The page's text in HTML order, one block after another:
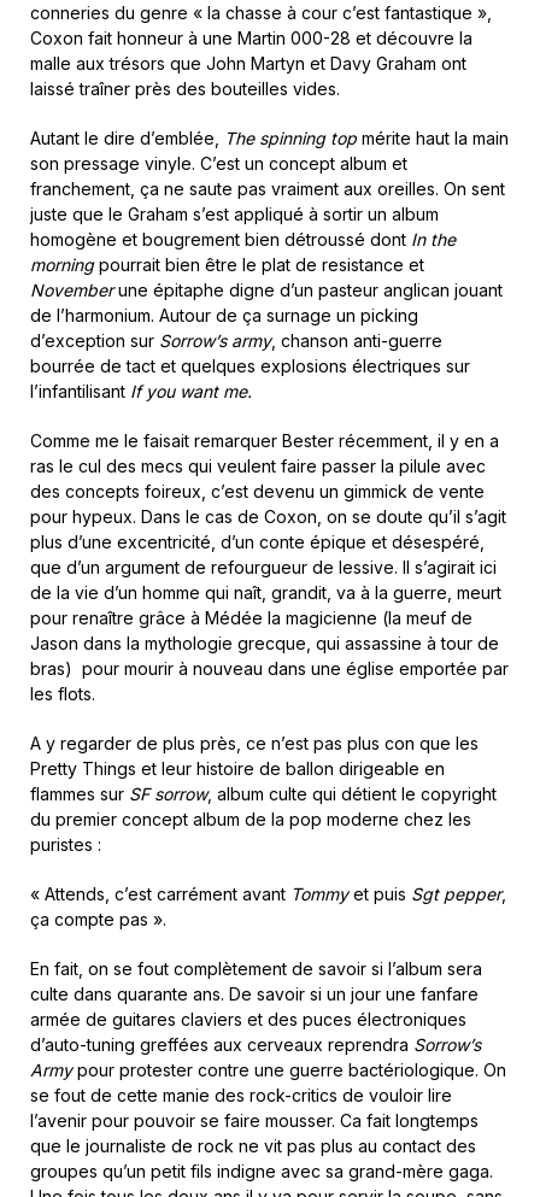
conneries du genre « la chasse à cour c’est fantastique »,
Coxon fait honneur à une Martin 000-28 et découvre la
malle aux trésors que John Martyn et Davy Graham ont
laissé traîner près des bouteilles vides.
Autant le dire d’emblée, The spinning top mérite haut la main
son pressage vinyle. C’est un concept album et
franchement, ça ne saute pas vraiment aux oreilles. On sent
juste que le Graham s’est appliqué à sortir un album
homogène et bougrement bien détroussé dont In the
morningpourrait bien être le plat de resistance et
Novemberune épitaphe digne d’un pasteur anglican jouant
de l’harmonium. Autour de ça surnage un picking
d’exception sur Sorrow’s army, chanson anti-guerre
bourrée de tact et quelques explosions électriques sur
l’infantilisant If you want me.
Comme me le faisait remarquer Bester récemment, il y en a
ras le cul des mecs qui veulent faire passer la pilule avec
des concepts foireux, c’est devenu un gimmick de vente
pour hypeux. Dans le cas de Coxon, on se doute qu’il s’agit
plus d’une excentricité, d’un conte épique et désespéré,
que d’un argument de refourgueur de lessive. Il s’agirait ici
de la vie d’un homme qui naît, grandit, va à la guerre, meurt
pour renaître grâce à Médée la magicienne (la meuf de
Jason dans la mythologie grecque, qui assassine à tour de
bras) pour mourir à nouveau dans une église emportée par
les flots.
A y regarder de plus près, ce n’est pas plus con que les
Pretty Things et leur histoire de ballon dirigeable en
flammes sur SF sorrow, album culte qui détient le copyright
du premier concept album de la pop moderne chez les
puristes :
« Attends, c’est carrément avant Tommyet puis Sgt pepper,
ça compte pas ».
En fait, on se fout complètement de savoir si l’album sera
culte dans quarante ans. De savoir si un jour une fanfare
armée de guitares claviers et des puces électroniques
d’auto-tuning greffées aux cerveaux reprendra Sorrow’s
Armypour protester contre une guerre bactériologique. On
se fout de cette manie des rock-critics de vouloir lire
l’avenir pour pouvoir se faire mousser. Ca fait longtemps
que le journaliste de rock ne vit pas plus au contact des
groupes qu’un petit fils indigne avec sa grand-mère gaga.